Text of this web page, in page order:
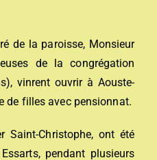
de la paroisse, Monsieur
de la congrégation
vinrent ouvrir à Aouste-
de filles avec pensionnat.
Saint-Christophe, ont été
pendant plusieurs